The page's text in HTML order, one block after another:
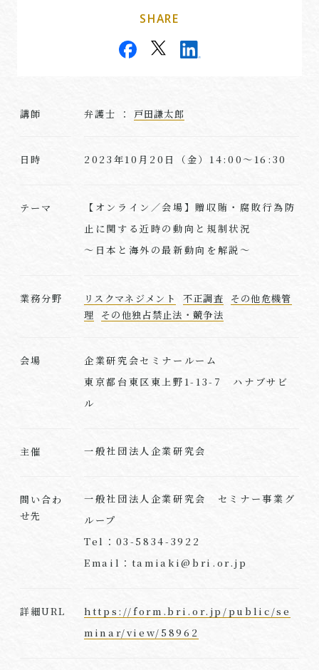
SHARE
講師 弁護士 ： 戸田謙太郎
日時 2023年10月20日（金）14:00～16:30
テーマ
【オンライン／会場】贈収賄・腐敗行為防
止に関する近時の動向と規制状況
～日本と海外の最新動向を解説～
業務分野 リスクマネジメント 不正調査
その他危機管
理
その他独占禁止法・競争法
会場
企業研究会セミナールーム
東京都台東区東上野1-13-7 ハナブサビ
ル
主催 一般社団法人企業研究会
問い合わ
せ先
一般社団法人企業研究会 セミナー事業グ
ループ
Tel：03-5834-3922
Email：tamiaki@bri.or.jp
詳細URL
https://form.bri.or.jp/public/se
minar/view/58962